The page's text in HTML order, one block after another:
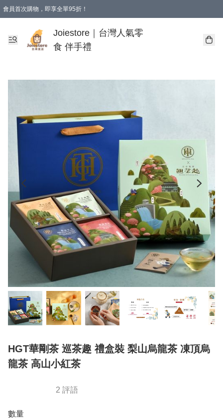
會員首次購物，即享全單95折！
購物滿 HKD 350.00即享免運費優惠！（適用於 本地送貨、本地取貨 )
Joiestore｜台灣人氣零
食 伴手禮
HGT華剛茶 巡茶趣 禮盒裝 梨山烏龍茶 凍頂烏
龍茶 高山小紅茶
2 評語
數量